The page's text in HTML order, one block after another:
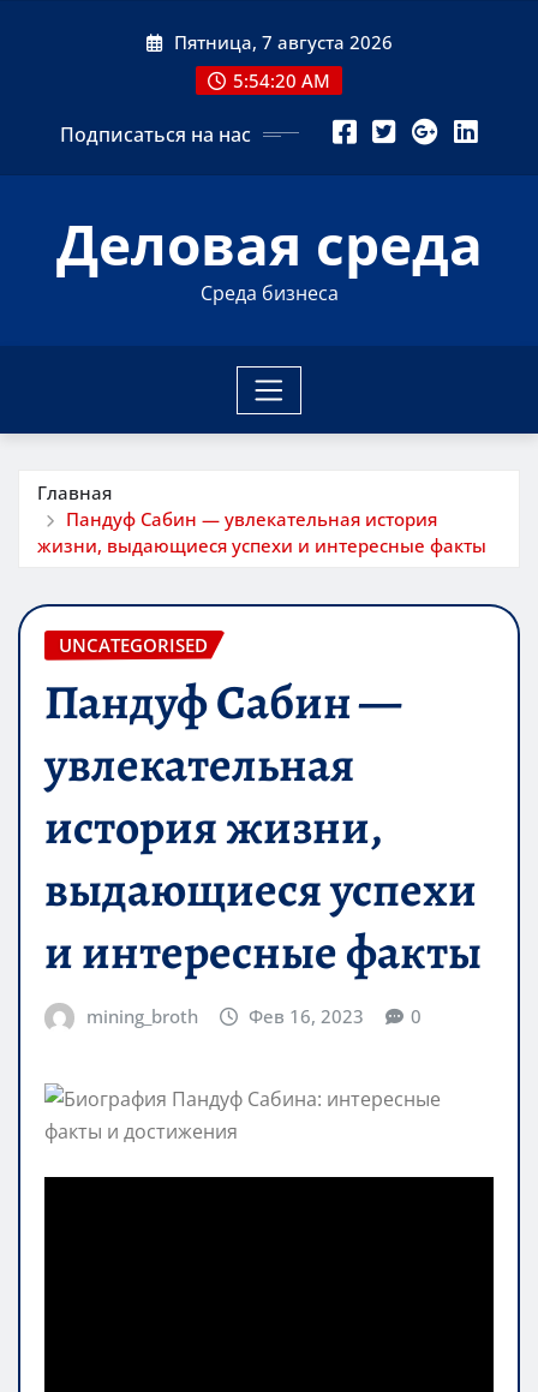
Пятница, 7 августа 2026
5:54:21 AM
Подписаться на нас
Деловая среда
Среда бизнеса
Главная
Пандуф Сабин — увлекательная история
жизни, выдающиеся успехи и интересные факты
UNCATEGORISED
Пандуф Сабин —
увлекательная
история жизни,
выдающиеся успехи
и интересные факты
mining_broth Фев 16, 2023 0